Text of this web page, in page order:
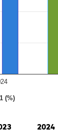
(%)
2024